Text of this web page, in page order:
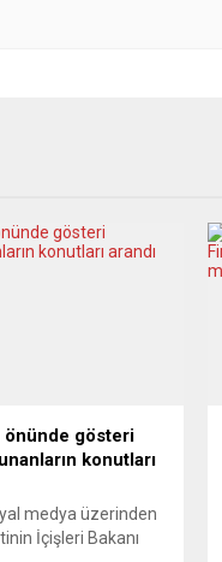
önünde gösteri
konutları
medya üzerinden
İçişleri Bakanı